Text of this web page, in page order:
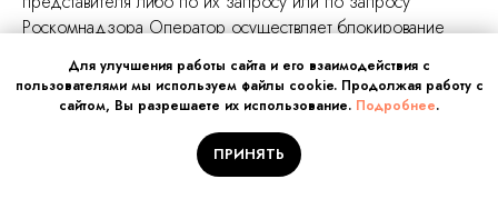
Роскомнадзора Оператор осуществляет блокирование
персональных данных, относящихся к этому субъекту
персональных данных, с момента такого обращения или
получения указанного запроса на период проверки, если
блокирование персональных данных не нарушает права и
законные интересы субъекта персональных данных или
Для улучшения работы сайта и его взаимодействия с
пользователями мы используем файлы cookie. Продолжая работу с
сайтом, Вы разрешаете их использование. Подробнее.
ПРИНЯТЬ